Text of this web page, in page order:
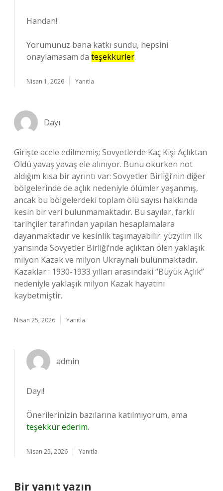
Handan!
Yorumunuz bana katkı sundu, hepsini
onaylamasam da teşekkürler.
Nisan 1, 2026 Yanıtla
Dayı
Girişte acele edilmemiş; Sovyetlerde Kaç Kişi Açlıktan
Öldü yavaş yavaş ele alınıyor. Bunu okurken not
aldığım kısa bir ayrıntı var: Sovyetler Birliği’nin diğer
bölgelerinde de açlık nedeniyle ölümler yaşanmış,
ancak bu bölgelerdeki toplam ölü sayısı hakkında
kesin bir veri bulunmamaktadır. Bu sayılar, farklı
tarihçiler tarafından yapılan hesaplamalara
dayanmaktadır ve kesinlik taşımayabilir. yüzyılın ilk
yarısında Sovyetler Birliği’nde açlıktan ölen yaklaşık
milyon Kazak ve milyon Ukraynalı bulunmaktadır.
Kazaklar : 1930-1933 yılları arasındaki “Büyük Açlık”
nedeniyle yaklaşık milyon Kazak hayatını
kaybetmiştir.
Nisan 25, 2026 Yanıtla
admin
Dayı!
Önerilerinizin bazılarına katılmıyorum, ama
teşekkür ederim.
Nisan 25, 2026 Yanıtla
Bir yanıt yazın